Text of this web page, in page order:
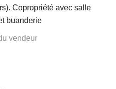
Copropriété avec salle
buanderie
vendeur